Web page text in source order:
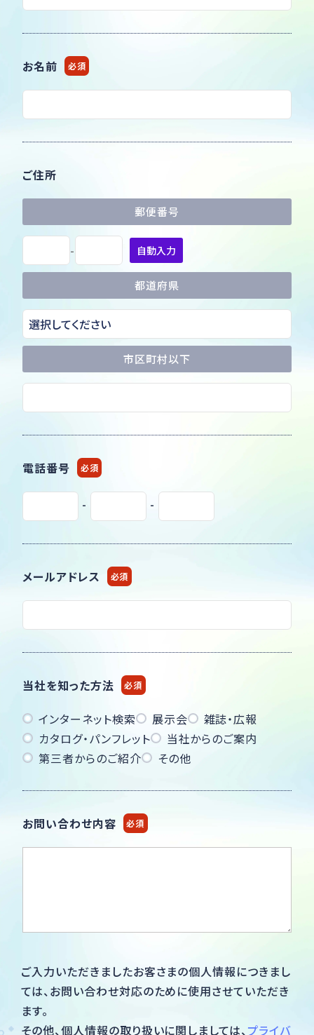
お名前 必須
ご住所
郵便番号
- 自動入力
都道府県
市区町村以下
電話番号 必須
- -
メールアドレス 必須
当社を知った方法 必須
インターネット検索 展示会
雑誌・広報
カタログ・パンフレット
当社からのご案内
第三者からのご紹介
その他
お問い合わせ内容 必須
ご入力いただきましたお客さまの個人情報につきまし
ては、 お問い合わせ対応のために使用させていただき
ます。
その他、個人情報の取り扱いに関しましては、 プライバ